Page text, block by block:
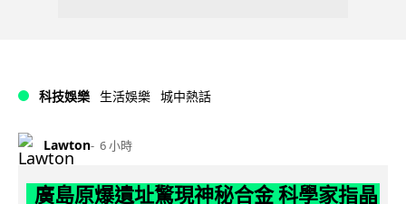
科技娛樂 生活娛樂 城中熱話
Lawton 6 小時
廣島原爆遺址驚現神秘合金 科學家指晶